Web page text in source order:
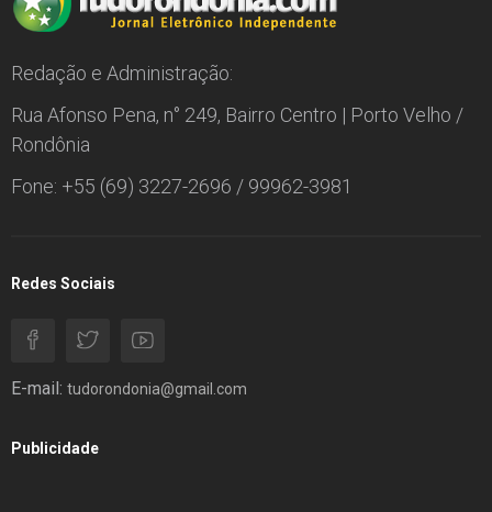
Redação e Administração:
Rua Afonso Pena, n° 249, Bairro Centro | Porto Velho /
Rondônia
Fone: +55 (69) 3227-2696 / 99962-3981
Redes Sociais
E-mail: tudorondonia@gmail.com
Publicidade